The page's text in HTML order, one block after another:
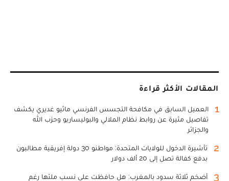
المقالات الأكثر قراءة
1
العميل السابق في مكافحة التجسس الفرنسي ماثيو غديري يكشف
تفاصيل مثيرة عن روابط نظام الملالي والبوليساريو وحزب الله
والجزائر
2
تأشيرة الدخول للولايات المتحدة: مواطنو 30 دولة إفريقية مطالبون
بدفع كفالة تصل إلى 20 ألف دولار
3
أضخم ثلاثة سدود بالمغرب: هل حافظت على نسب ملئها رغم